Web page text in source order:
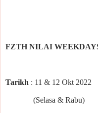
FZTH NILAI
Tarikh : 11 & 12 Okt 2022
(Selasa & Rabu)